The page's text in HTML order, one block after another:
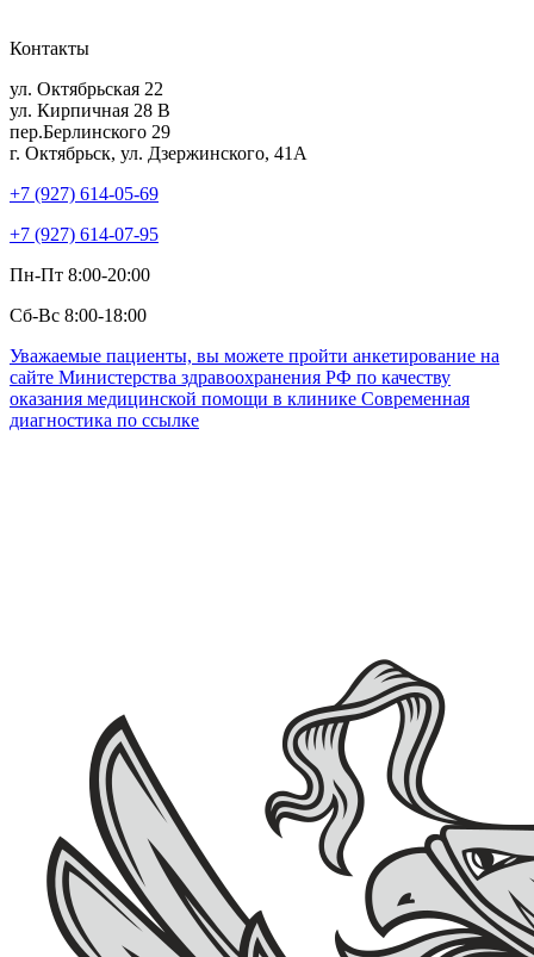
Контакты
ул. Октябрьская 22
ул. Кирпичная 28 В
пер.Берлинского 29
г. Октябрьск, ул. Дзержинского, 41А
+7 (927) 614-05-69
+7 (927) 614-07-95
Пн-Пт 8:00-20:00
Сб-Вс 8:00-18:00
Уважаемые пациенты, вы можете пройти анкетирование на
сайте Министерства здравоохранения РФ по качеству
оказания медицинской помощи в клинике Современная
диагностика по ссылке